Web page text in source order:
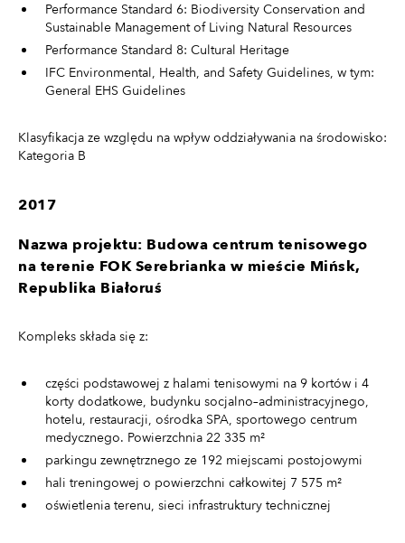
Performance Standard 6: Biodiversity Conservation and
Sustainable Management of Living Natural Resources
Performance Standard 8: Cultural Heritage
IFC Environmental, Health, and Safety Guidelines, w tym:
General EHS Guidelines
Klasyfikacja ze względu na wpływ oddziaływania na środowisko:
Kategoria B
2017
Nazwa projektu: Budowa centrum tenisowego
na terenie FOK Serebrianka w mieście Mińsk,
Republika Białoruś
Kompleks składa się z:
części podstawowej z halami tenisowymi na 9 kortów i 4
korty dodatkowe, budynku socjalno–administracyjnego,
hotelu, restauracji, ośrodka SPA, sportowego centrum
medycznego. Powierzchnia 22 335 m²
parkingu zewnętrznego ze 192 miejscami postojowymi
hali treningowej o powierzchni całkowitej 7 575 m²
oświetlenia terenu, sieci infrastruktury technicznej